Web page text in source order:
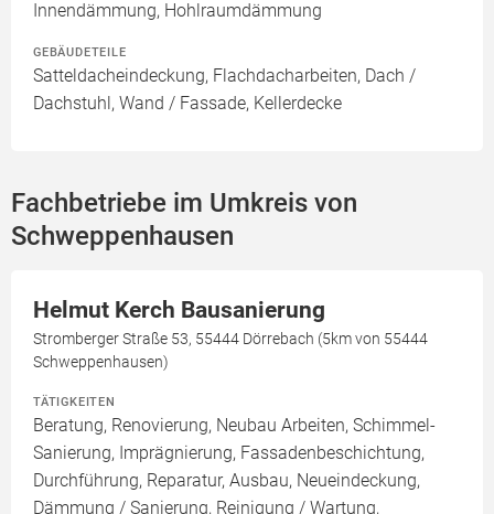
Innendämmung, Hohlraumdämmung
GEBÄUDETEILE
Satteldacheindeckung, Flachdacharbeiten, Dach /
Dachstuhl, Wand / Fassade, Kellerdecke
Fachbetriebe im Umkreis von
Schweppenhausen
Helmut Kerch Bausanierung
Stromberger Straße 53, 55444 Dörrebach (5km von 55444
Schweppenhausen)
TÄTIGKEITEN
Beratung, Renovierung, Neubau Arbeiten, Schimmel-
Sanierung, Imprägnierung, Fassadenbeschichtung,
Durchführung, Reparatur, Ausbau, Neueindeckung,
Dämmung / Sanierung, Reinigung / Wartung,